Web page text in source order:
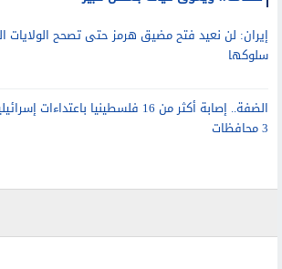
إيران: لن نعيد فتح مضيق هرمز حتى تصحح الولايات
سلوكها
الضفة.. إصابة أكثر من 16 فلسطينيا باعتداءات
3 محافظات